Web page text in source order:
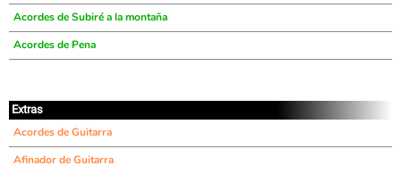
Acordes de Subiré a la montaña
Acordes de Pena
Extras
Acordes de Guitarra
Afinador de Guitarra